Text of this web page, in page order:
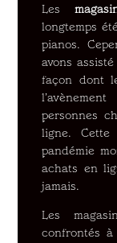
Les
longtemps
pianos.
avons
façon dont
personnes
ligne.
pandémie
achats en
jamais.
Les
confrontés